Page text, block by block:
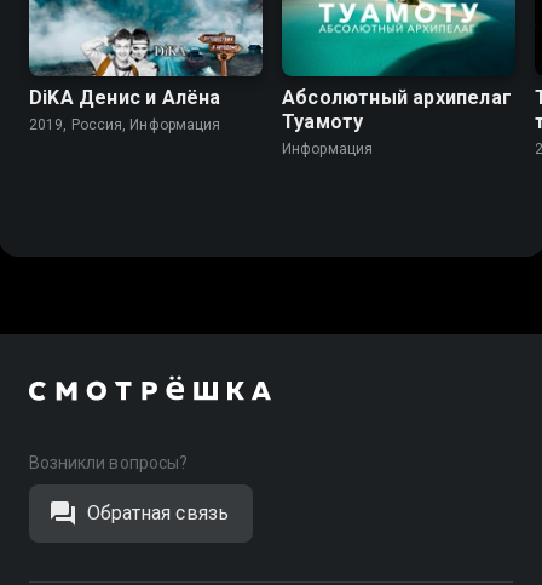
DiKA Денис и Алёна
2019, Россия, Информация
Абсолютный архипелаг
Туамоту
Информация
Возникли вопросы?
Обратная связь